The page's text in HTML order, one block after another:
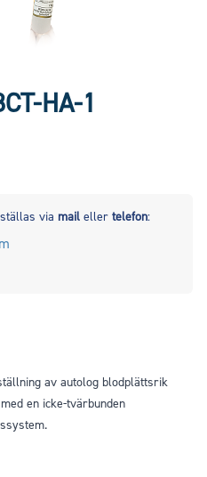
HA-1
via mail eller telefon:
av autolog blodplättsrik
en icke-tvärbunden